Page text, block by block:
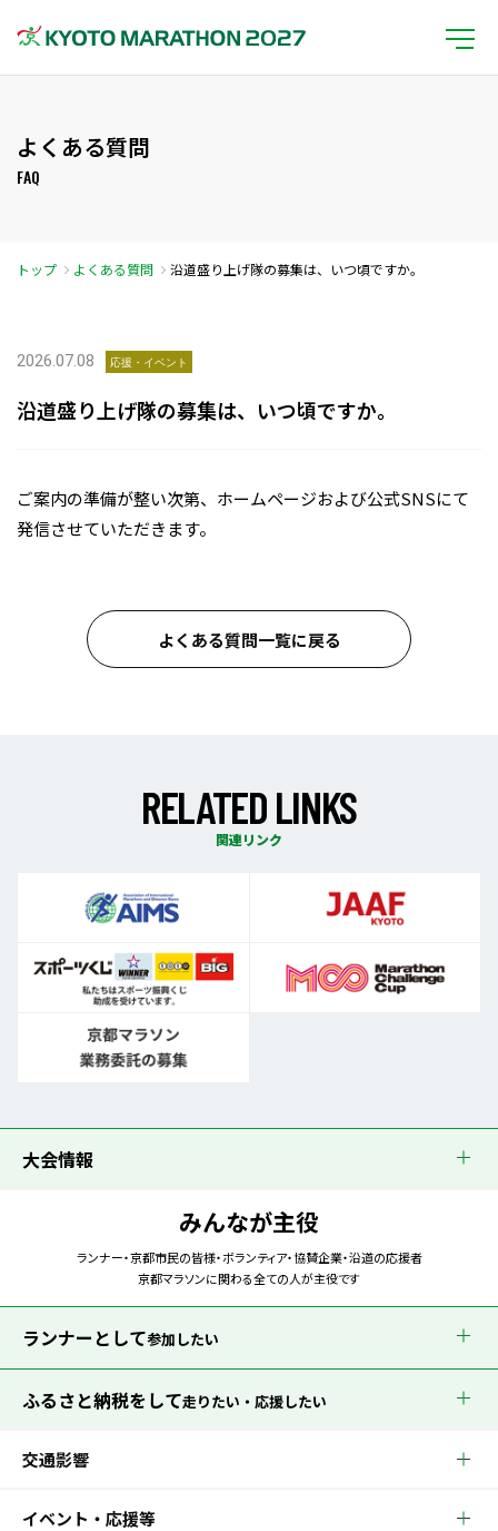
よくある質問
FAQ
トップ よくある質問 沿道盛り上げ隊の募集は、いつ頃ですか。
2026.07.08 応援・イベント
沿道盛り上げ隊の募集は、いつ頃ですか。
ご案内の準備が整い次第、ホームページおよび公式SNSにて
発信させていただきます。
よくある質問一覧に戻る
RELATEDLINKS
関連リンク
大会情報
みんなが主役
ランナー・京都市民の皆様・ボランティア・協賛企業・沿道の応援者
京都マラソンに関わる全ての人が主役です
ランナーとして参加したい
ふるさと納税をして走りたい・応援したい
交通影響
イベント・応援等